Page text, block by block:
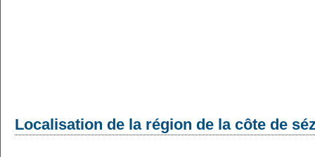
Localisation de la région de la côte de